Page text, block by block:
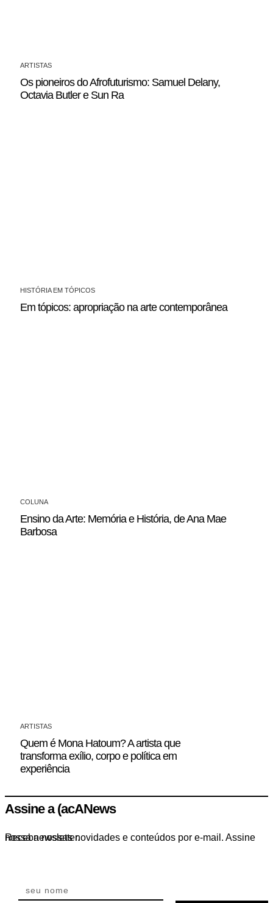
ARTISTAS
Os pioneiros do Afrofuturismo: Samuel Delany,
Octavia Butler e Sun Ra
HISTÓRIA EM TÓPICOS
Em tópicos: apropriação na arte contemporânea
COLUNA
Ensino da Arte: Memória e História, de Ana Mae
Barbosa
ARTISTAS
Quem é Mona Hatoum? A artista que
transforma exílio, corpo e política em
experiência
Assine a (acANews
Receba nossas novidades e conteúdos por e-mail. Assine nossa newsletter.